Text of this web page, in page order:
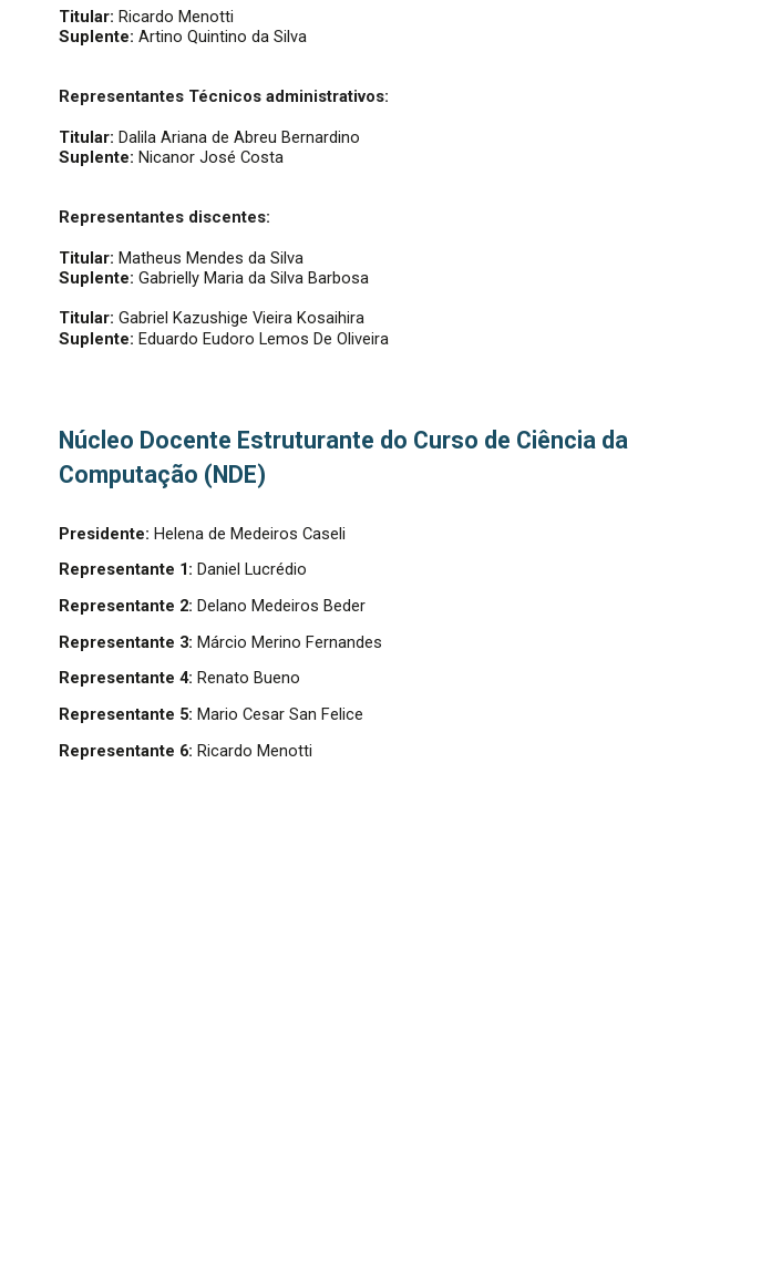
Titular: Ricardo Menotti
Suplente: Artino Quintino da Silva
Representantes Técnicos administrativos:
Titular: Dalila Ariana de Abreu Bernardino
Suplente: Nicanor José Costa
Representantes discentes:
Titular: Matheus Mendes da Silva
Suplente: Gabrielly Maria da Silva Barbosa
Titular: Gabriel Kazushige Vieira Kosaihira
Suplente: Eduardo Eudoro Lemos De Oliveira
Núcleo Docente Estruturante do Curso de Ciência da
Computação (NDE)
Presidente:Helena de Medeiros Caseli
Representante 1: Daniel Lucrédio
Representante 2:Delano Medeiros Beder
Representante 3:Márcio Merino Fernandes
Representante 4:Renato Bueno
Representante 5:Mario Cesar San Felice
Representante 6:Ricardo Menotti